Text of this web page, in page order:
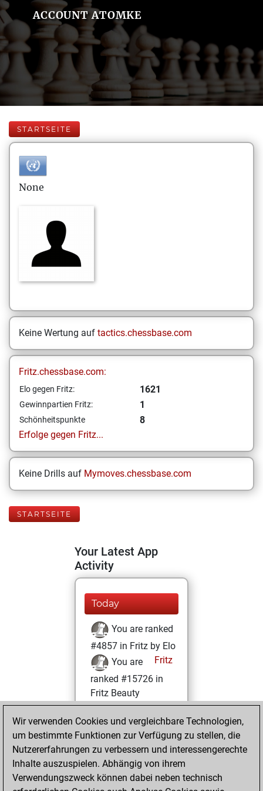
ACCOUNT ATOMKE
STARTSEITE
None
Keine Wertung auf tactics.chessbase.com
Fritz.chessbase.com:
Elo gegen Fritz: 1621
Gewinnpartien Fritz: 1
Schönheitspunkte
8
Erfolge gegen Fritz...
Keine Drills auf Mymoves.chessbase.com
STARTSEITE
Your Latest App
Activity
Today
You are ranked
#4857 in Fritz by Elo
Fritz
You are
ranked #15726 in
Fritz Beauty
Donnerstag,
Februar 25, 2021
You won
against Fritz
Fritz
Wir verwenden Cookies und vergleichbare Technologien,
um bestimmte Funktionen zur Verfügung zu stellen, die
Nutzererfahrungen zu verbessern und interessengerechte
Inhalte auszuspielen. Abhängig von ihrem
Verwendungszweck können dabei neben technisch